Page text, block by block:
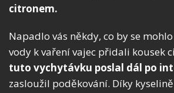
citronem.
Napadlo vás někdy, co by se
vody k vaření vajec přidali kousek
tuto vychytávku poslal dál po
zasloužil poděkování. Díky